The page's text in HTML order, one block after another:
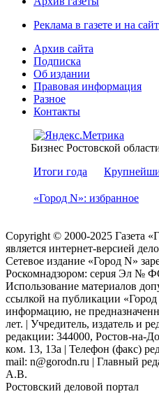
Реклама в газете и на
Архив сайта
Подписка
Об издании
Правовая информация
Разное
Контакты
Бизнес Ростовской
Итоги года
«Город N»: избранное
Copyright © 2000-2025 Газета
является интернет-версией
Сетевое издание «Город N»
Роскомнадзором: серuя Эл №
Использование материалов
ссылкой на публикации
информацию, не
лет. | Учредитель, издатель и
редакции: 344000, Ростов-на-
ком. 13, 13а | Телефон (факс)
mail: n@gorodn.ru | Главный
А.В.
Ростовский деловой портал